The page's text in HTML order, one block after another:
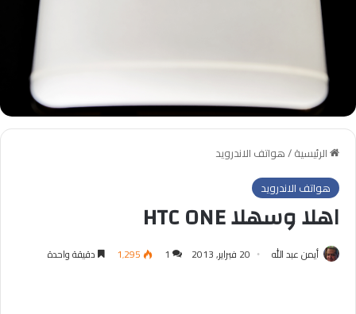
الرئيسية/هواتف الاندرويد
هواتف الاندرويد
اهلا وسهلا HTC ONE
أيمن عبد الله 20 فبراير, 2013 1 1٬295 دقيقة واحدة